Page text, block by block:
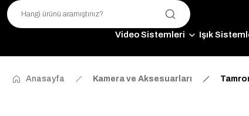
Video Sistemleri Işık
Anasayfa Kamera ve Aksesuarları